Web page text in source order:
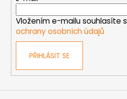
Vložením e-mailu souhlasíte s
ochrany osobních údajů
PŘIHLÁSIT SE